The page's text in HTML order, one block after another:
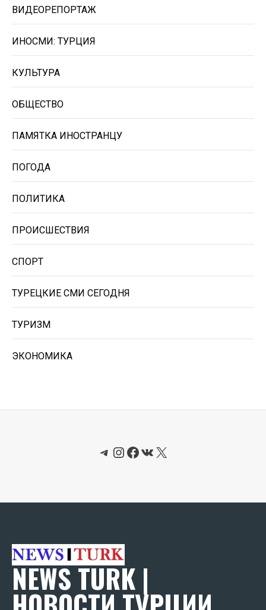
ВИДЕОРЕПОРТАЖ
ИНОСМИ: ТУРЦИЯ
КУЛЬТУРА
ОБЩЕСТВО
ПАМЯТКА ИНОСТРАНЦУ
ПОГОДА
ПОЛИТИКА
ПРОИСШЕСТВИЯ
СПОРТ
ТУРЕЦКИЕ СМИ СЕГОДНЯ
ТУРИЗМ
ЭКОНОМИКА
Telegram
Instagram
Facebook
ВКонтакте
X
NEWS TURK |